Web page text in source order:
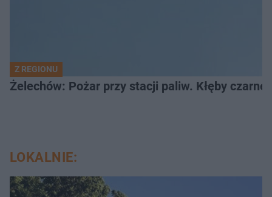
Z REGIONU
Żelechów: Pożar przy stacji paliw. Kłęby
LOKALNIE: